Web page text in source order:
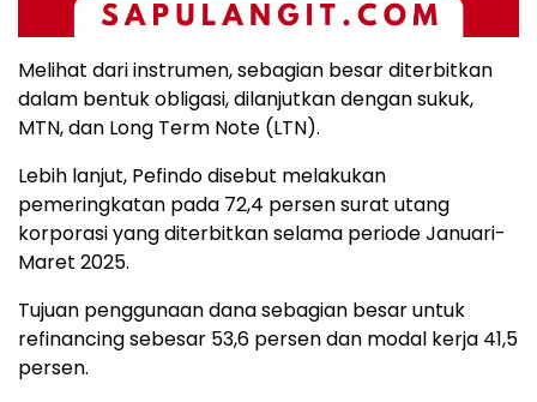
Melihat dari instrumen, sebagian besar diterbitkan
dalam bentuk obligasi, dilanjutkan dengan sukuk,
MTN, dan Long Term Note (LTN).
Lebih lanjut, Pefindo disebut melakukan
pemeringkatan pada 72,4 persen surat utang
korporasi yang diterbitkan selama periode Januari-
Maret 2025.
Tujuan penggunaan dana sebagian besar untuk
refinancing sebesar 53,6 persen dan modal kerja 41,5
persen.